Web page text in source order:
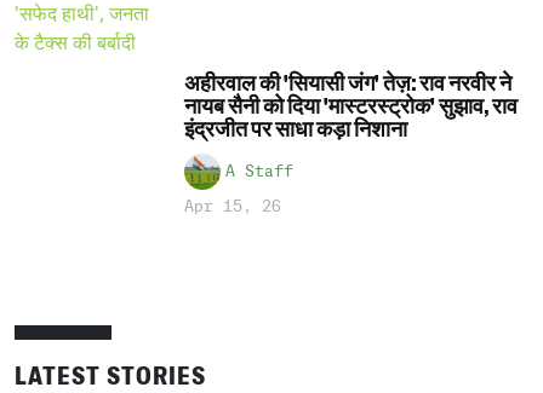
अहीरवाल की 'सियासी जंग' तेज़: राव नरवीर ने
नायब सैनी को दिया 'मास्टरस्ट्रोक' सुझाव, राव
इंद्रजीत पर साधा कड़ा निशाना
A Staff
Apr 15, 26
LATEST STORIES